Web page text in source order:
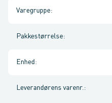
Varegruppe:
Pakkestørrelse:
Enhed :
Leverandørens varenr. :